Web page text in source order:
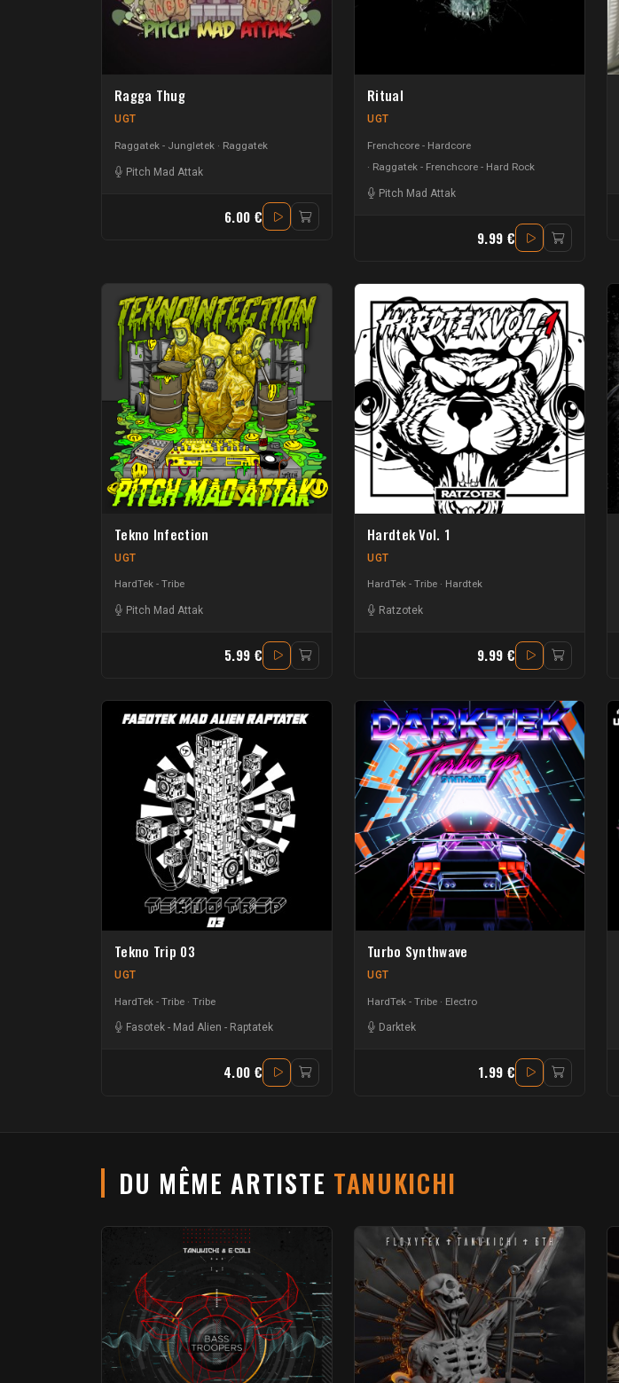
Ragga Thug
UGT
Raggatek - Jungletek Raggatek
Pitch Mad Attak
6.00 €
Ritual
UGT
Frenchcore - Hardcore
Raggatek - Frenchcore - Hard Rock
Pitch Mad Attak
9.99 €
Tekno Infection
UGT
HardTek - Tribe
Pitch Mad Attak
5.99 €
Hardtek Vol. 1
UGT
HardTek - Tribe Hardtek
Ratzotek
9.99 €
Tekno Trip 03
UGT
HardTek - Tribe Tribe
Fasotek - Mad Alien - Raptatek
4.00 €
Turbo Synthwave
UGT
HardTek - Tribe Electro
Darktek
1.99 €
DU MÊME ARTISTE TANUKICHI